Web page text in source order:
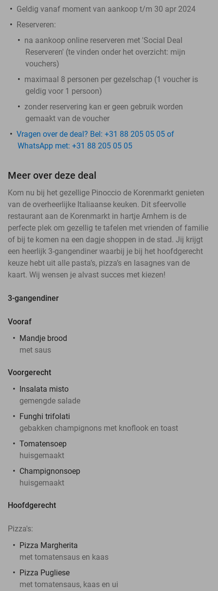
Geldig vanaf moment van aankoop t/m 30 apr 2024
Reserveren:
na aankoop online reserveren met 'Social Deal
Reserveren' (te vinden onder het overzicht: mijn
vouchers)
maximaal 8 personen per gezelschap (1 voucher is
geldig voor 1 persoon)
zonder reservering kan er geen gebruik worden
gemaakt van de voucher
Vragen over de deal? Bel: +31 88 205 05 05 of
WhatsApp met: +31 88 205 05 05
Meer over deze deal
Kom nu bij het gezellige Pinoccio de Korenmarkt genieten
van de overheerlijke Italiaanse keuken. Dit sfeervolle
restaurant aan de Korenmarkt in hartje Arnhem is de
perfecte plek om gezellig te tafelen met vrienden of familie
of bij te komen na een dagje shoppen in de stad. Jij krijgt
een heerlijk 3-gangendiner waarbij je bij het hoofdgerecht
keuze hebt uit alle pasta’s, pizza’s en lasagnes van de
kaart. Wij wensen je alvast succes met kiezen!
3-gangendiner
Vooraf
Mandje brood
met saus
Voorgerecht
Insalata misto
gemengde salade
Funghi trifolati
gebakken champignons met knoflook en toast
Tomatensoep
huisgemaakt
Champignonsoep
huisgemaakt
Hoofdgerecht
Pizza's:
Pizza Margherita
met tomatensaus en kaas
Pizza Pugliese
met tomatensaus, kaas en ui